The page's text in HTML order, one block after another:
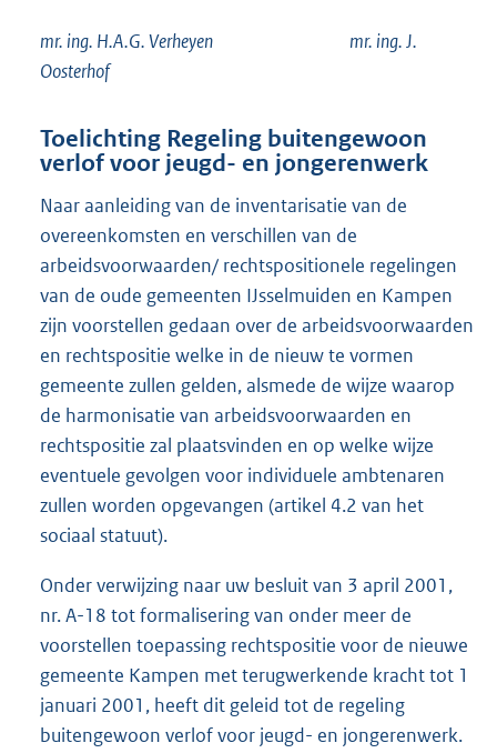
mr. ing. H.A.G. Verheyen mr. ing. J.
Oosterhof
Toelichting Regeling buitengewoon
verlof voor jeugd- en jongerenwerk
Naar aanleiding van de inventarisatie van de
overeenkomsten en verschillen van de
arbeidsvoorwaarden/ rechtspositionele regelingen
van de oude gemeenten IJsselmuiden en Kampen
zijn voorstel­len gedaan over de arbeidsvoorwaarden
en rechtspo­sitie welke in de nieuw te vormen
gemeente zullen gelden, alsmede de wijze waarop
de harmonisatie van arbeids­voorwaar­den en
rechtspositie zal plaats­vinden en op welke wijze
eventuele gevolgen voor individu­ele ambtenaren
zullen worden opgevangen (artikel 4.2 van het
sociaal statuut).
Onder verwijzing naar uw besluit van 3 april 2001,
nr. A-18 tot formalisering van onder meer de
voorstellen toepassing rechtspositie voor de nieuwe
gemeente Kampen met terugwerkende kracht tot 1
januari 2001, heeft dit geleid tot de regeling
buitengewoon verlof voor jeugd- en jongerenwerk.